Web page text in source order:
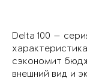
Delta 100 —
сэкономит
внешний вид и